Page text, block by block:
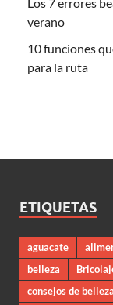
verano
10 funciones
para la ruta
ETIQUETAS
aguacate
belleza
consejos de belleza